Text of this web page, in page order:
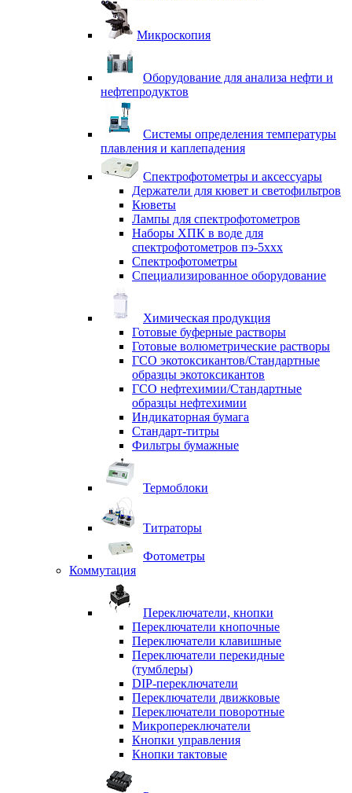
Микроскопия
Оборудование для анализа нефти и
нефтепродуктов
Системы определения температуры
плавления и каплепадения
Спектрофотометры и аксессуары
Держатели для кювет и светофильтров
Кюветы
Лампы для спектрофотометров
Наборы ХПК в воде для
спектрофотометров пэ-5ххх
Спектрофотометры
Специализированное оборудование
Химическая продукция
Готовые буферные растворы
Готовые волюметрические растворы
ГСО экотоксикантов/Стандартные
образцы экотоксикантов
ГСО нефтехимии/Стандартные
образцы нефтехимии
Индикаторная бумага
Стандарт-титры
Фильтры бумажные
Термоблоки
Титраторы
Фотометры
Коммутация
Переключатели, кнопки
Переключатели кнопочные
Переключатели клавишные
Переключатели перекидные
(тумблеры)
DIP-переключатели
Переключатели движковые
Переключатели поворотные
Микропереключатели
Кнопки управления
Кнопки тактовые